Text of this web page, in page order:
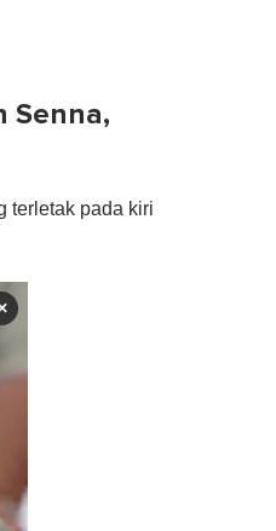
Senna,
terletak pada kiri